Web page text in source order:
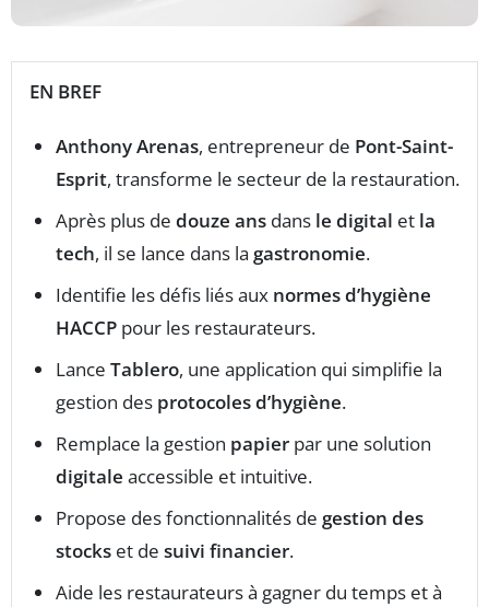
EN BREF
Anthony Arenas, entrepreneur de Pont-Saint-
Esprit, transforme le secteur de la restauration.
Après plus de douze ans dans le digital et la
tech, il se lance dans la gastronomie.
Identifie les défis liés aux normes d’hygiène
HACCP pour les restaurateurs.
Lance Tablero, une application qui simplifie la
gestion des protocoles d’hygiène.
Remplace la gestion papier par une solution
digitale accessible et intuitive.
Propose des fonctionnalités de gestion des
stocks et de suivi financier.
Aide les restaurateurs à gagner du temps et à